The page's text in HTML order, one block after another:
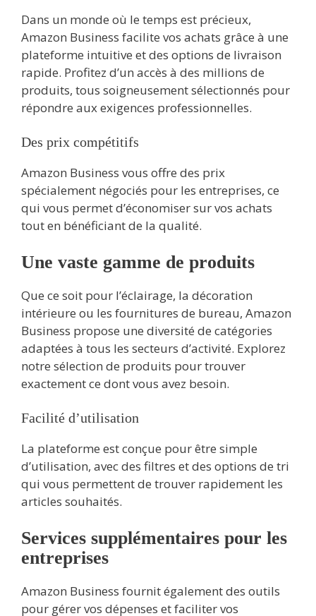
Dans un monde où le temps est précieux,
Amazon Business facilite vos achats grâce à une
plateforme intuitive et des options de livraison
rapide. Profitez d’un accès à des millions de
produits, tous soigneusement sélectionnés pour
répondre aux exigences professionnelles.
Des prix compétitifs
Amazon Business vous offre des prix
spécialement négociés pour les entreprises, ce
qui vous permet d’économiser sur vos achats
tout en bénéficiant de la qualité.
Une vaste gamme de produits
Que ce soit pour l’éclairage, la décoration
intérieure ou les fournitures de bureau, Amazon
Business propose une diversité de catégories
adaptées à tous les secteurs d’activité. Explorez
notre sélection de produits pour trouver
exactement ce dont vous avez besoin.
Facilité d’utilisation
La plateforme est conçue pour être simple
d’utilisation, avec des filtres et des options de tri
qui vous permettent de trouver rapidement les
articles souhaités.
Services supplémentaires pour les
entreprises
Amazon Business fournit également des outils
pour gérer vos dépenses et faciliter vos